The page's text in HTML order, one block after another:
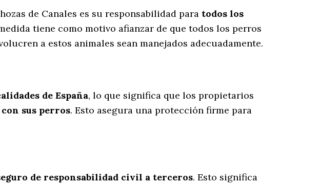
de Canales es su responsabilidad para todos los
tiene como motivo afianzar de que todos los perros
a estos animales sean manejados adecuadamente.
de España, lo que significa que los propietarios
sus perros. Esto asegura una protección firme para
de responsabilidad civil a terceros. Esto significa